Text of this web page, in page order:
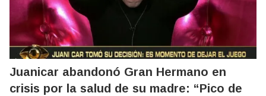
Juanicar abandonó Gran Hermano en
crisis por la salud de su madre: “Pico de